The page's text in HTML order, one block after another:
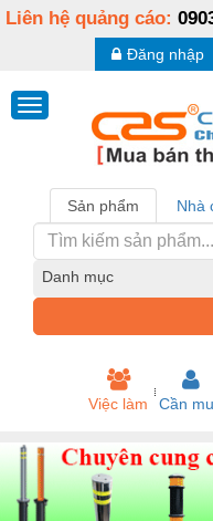
Liên hệ quảng cáo:
Đăng nhập
Sản phẩm Nhà
Danh mục
Việc làm Cần